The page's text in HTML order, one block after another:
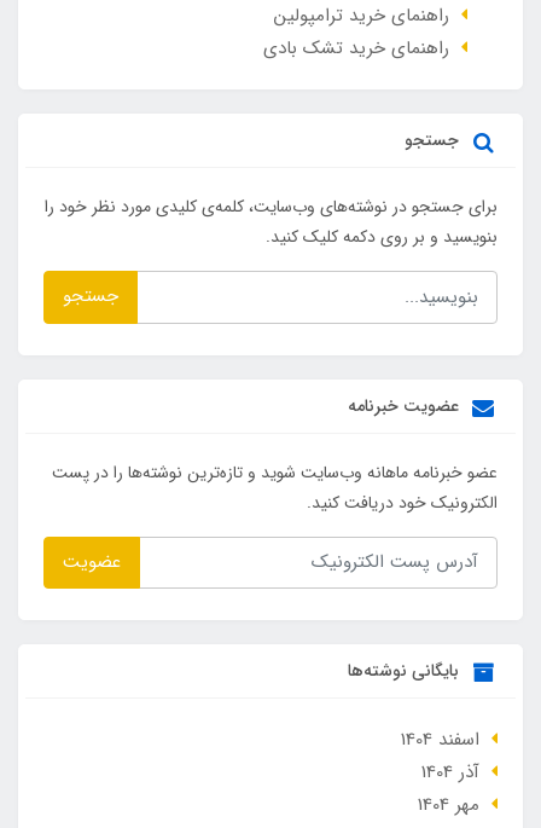
راهنمای خرید ترامپولین
راهنمای خرید تشک بادی
جستجو
برای جستجو در نوشته‌های وب‌سایت، کلمه‌ی کلیدی مورد نظر خود را
بنویسید و بر روی دکمه کلیک کنید.
جستجو
عضویت خبرنامه
عضو خبرنامه ماهانه وب‌سایت شوید و تازه‌ترین نوشته‌ها را در پست
الکترونیک خود دریافت کنید.
عضویت
بایگانی نوشته‌ها
اسفند 1404
آذر 1404
مهر 1404